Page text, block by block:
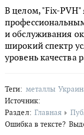
В целом, "Fix-
и обслуживания
широкий спектр
уровень качества
Теги: металлы
Источник:
Раздел: Главная
Ошибка в тексте?